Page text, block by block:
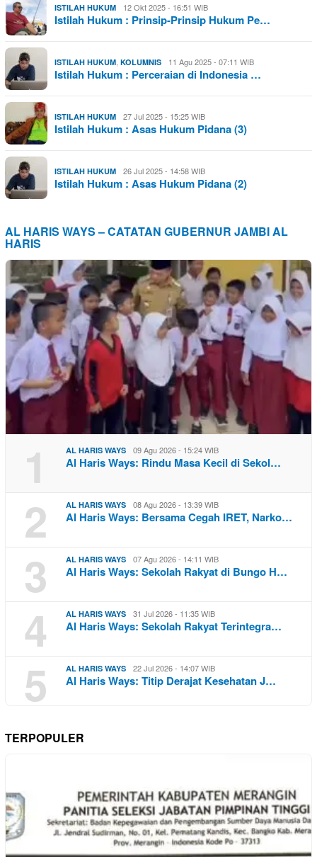
ISTILAH HUKUM 12 Okt 2025 - 16:51 WIB
Istilah Hukum : Prinsip-Prinsip Hukum Pe…
ISTILAH HUKUM KOLUMNIS 11 Agu 2025 - 07:11 WIB
Istilah Hukum : Perceraian di Indonesia …
ISTILAH HUKUM 27 Jul 2025 - 15:25 WIB
Istilah Hukum : Asas Hukum Pidana (3)
ISTILAH HUKUM 26 Jul 2025 - 14:58 WIB
Istilah Hukum : Asas Hukum Pidana (2)
AL HARIS WAYS – CATATAN GUBERNUR JAMBI AL
HARIS
1 AL HARIS WAYS 09 Agu 2026 - 15:24 WIB
Al Haris Ways: Rindu Masa Kecil di Sekol…
2 AL HARIS WAYS 08 Agu 2026 - 13:39 WIB
Al Haris Ways: Bersama Cegah IRET, Narko…
3 AL HARIS WAYS 07 Agu 2026 - 14:11 WIB
Al Haris Ways: Sekolah Rakyat di Bungo H…
4 AL HARIS WAYS 31 Jul 2026 - 11:35 WIB
Al Haris Ways: Sekolah Rakyat Terintegra…
5 AL HARIS WAYS 22 Jul 2026 - 14:07 WIB
Al Haris Ways: Titip Derajat Kesehatan J…
TERPOPULER